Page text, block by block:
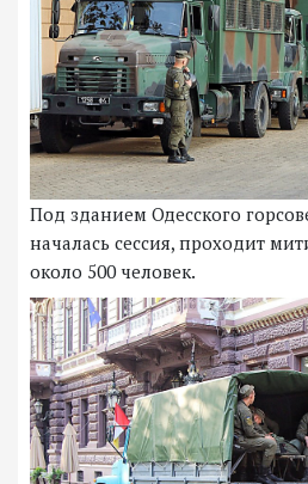
Под зданием Одесского
началась сессия, проходит
около 500 человек.